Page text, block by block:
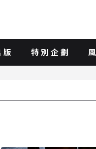
特別企劃